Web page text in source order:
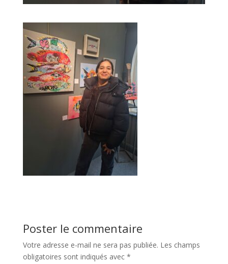
Poster le commentaire
Votre adresse e-mail ne sera pas publiée. Les champs
obligatoires sont indiqués avec *